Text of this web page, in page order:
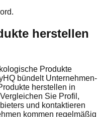
herstellen
Produkte
bündelt Unternehmen-
herstellen in
Sie Profil,
und kontaktieren
kommen regelmäßig